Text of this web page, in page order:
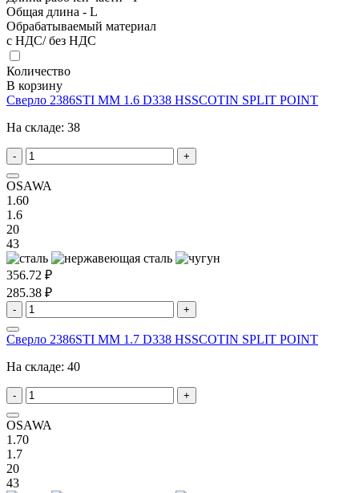
Общая длина - L
Обрабатываемый материал
с НДС/ без НДС
Количество
В корзину
Сверло 2386STI MM 1.6 D338 HSSCOTIN SPLIT POINT
На складе: 38
- +
OSAWA
1.60
1.6
20
43
356.72 ₽
285.38 ₽
- +
Сверло 2386STI MM 1.7 D338 HSSCOTIN SPLIT POINT
На складе: 40
- +
OSAWA
1.70
1.7
20
43